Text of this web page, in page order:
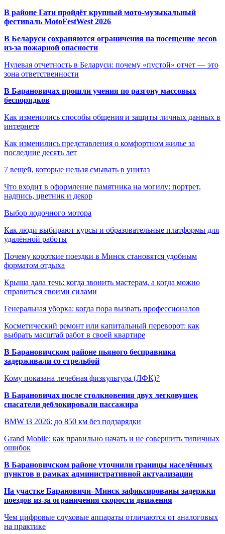
В районе Гати пройдёт крупный мото-музыкальный
фестиваль MotoFestWest 2026
В Беларуси сохраняются ограничения на посещение лесов
из-за пожарной опасности
Нулевая отчетность в Беларуси: почему «пустой» отчет — это
зона ответственности
В Барановичах прошли учения по разгону массовых
беспорядков
Как изменились способы общения и защиты личных данных в
интернете
Как изменились представления о комфортном жилье за
последние десять лет
7 вещей, которые нельзя смывать в унитаз
Что входит в оформление памятника на могилу: портрет,
надпись, цветник и декор
Выбор лодочного мотора
Как люди выбирают курсы и образовательные платформы для
удалённой работы
Почему короткие поездки в Минск становятся удобным
форматом отдыха
Крыша дала течь: когда звонить мастерам, а когда можно
справиться своими силами
Генеральная уборка: когда пора вызвать профессионалов
Косметический ремонт или капитальный переворот: как
выбрать масштаб работ в своей квартире
В Барановичском районе пьяного бесправника
задерживали со стрельбой
Кому показана лечебная физкультура (ЛФК)?
В Барановичах после столкновения двух легковушек
спасатели деблокировали пассажира
BMW i3 2026: до 850 км без подзарядки
Grand Mobile: как правильно начать и не совершить типичных
ошибок
В Барановичском районе уточнили границы населённых
пунктов в рамках административной актуализации
На участке Барановичи–Минск зафиксированы задержки
поездов из-за ограничения скорости движения
Чем цифровые слуховые аппараты отличаются от аналоговых
на практике